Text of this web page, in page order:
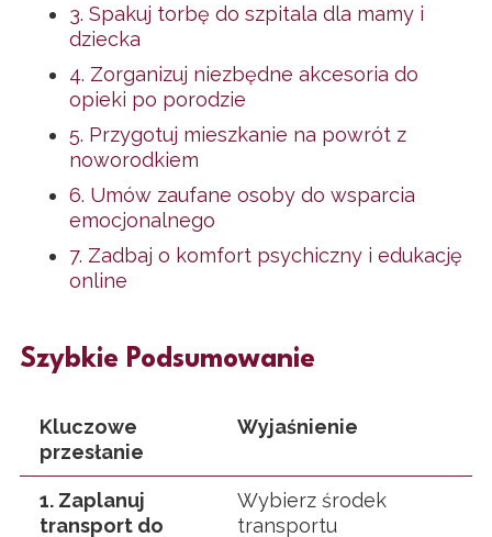
3. Spakuj torbę do szpitala dla mamy i
dziecka
4. Zorganizuj niezbędne akcesoria do
opieki po porodzie
5. Przygotuj mieszkanie na powrót z
noworodkiem
6. Umów zaufane osoby do wsparcia
emocjonalnego
7. Zadbaj o komfort psychiczny i edukację
online
Szybkie Podsumowanie
Kluczowe
przesłanie
Wyjaśnienie
1. Zaplanuj
transport do
Wybierz środek
transportu